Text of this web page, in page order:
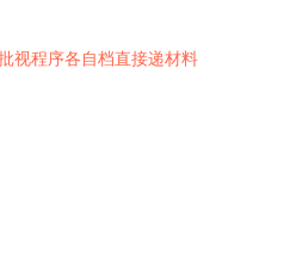
视程序各自档直接递材料